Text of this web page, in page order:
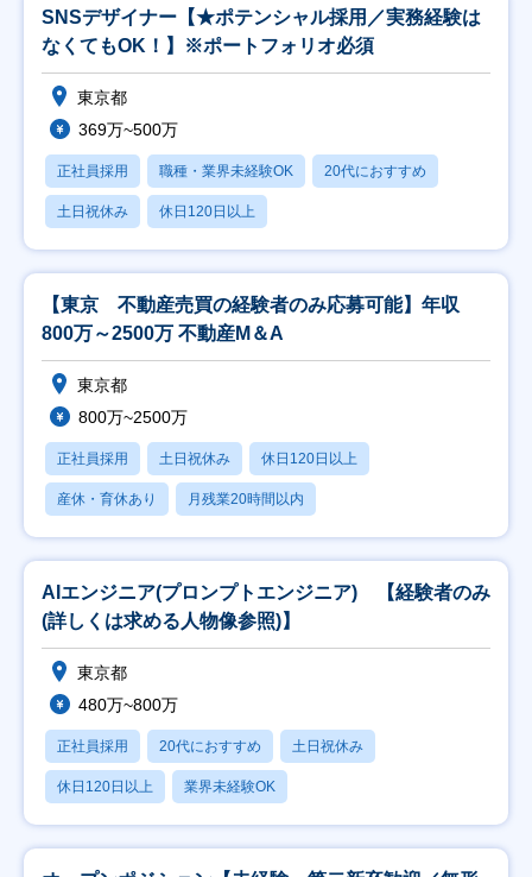
SNSデザイナー【★ポテンシャル採用／実務経験は
なくてもOK！】※ポートフォリオ必須
東京都
369万~500万
正社員採用 職種・業界未経験OK 20代におすすめ
土日祝休み 休日120日以上
【東京 不動産売買の経験者のみ応募可能】年収
800万～2500万 不動産M＆A
東京都
800万~2500万
正社員採用 土日祝休み 休日120日以上
産休・育休あり 月残業20時間以内
AIエンジニア(プロンプトエンジニア) 【経験者のみ
(詳しくは求める人物像参照)】
東京都
480万~800万
正社員採用 20代におすすめ 土日祝休み
休日120日以上 業界未経験OK